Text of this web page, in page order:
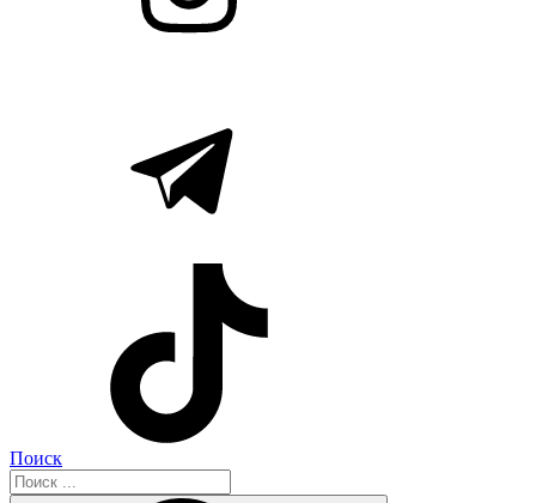
Поиск